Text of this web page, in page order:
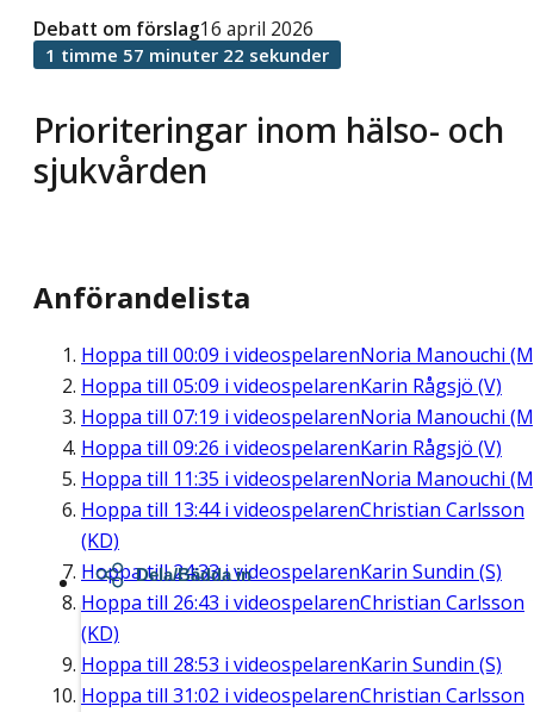
Prioriteringar inom hälso- och
sjukvården
Debatt om förslag16 april 2026
1 timme 57 minuter 22 sekunder
Anförandelista
Hoppa till 00:09 i videospelarenNoria Manouchi
Hoppa till 05:09 i videospelarenKarin Rågsjö (V)
Hoppa till 07:19 i videospelarenNoria Manouchi
Hoppa till 09:26 i videospelarenKarin Rågsjö (V)
Hoppa till 11:35 i videospelarenNoria Manouchi
Hoppa till 13:44i videospelarenChristian Carlsson
(KD)
Hoppa till24:33i videospelarenKarin Sundin (S)
Hoppa till 26:43 i videospelarenChristian Carlsson
(KD)
Hoppa till 28:53 i videospelarenKarin Sundin (S)
Hoppa till 31:02 i videospelarenChristian Carlsson
Dela/Bädda in